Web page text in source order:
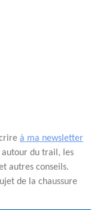
à ma newsletter
du trail, les
autres conseils.
de la chaussure